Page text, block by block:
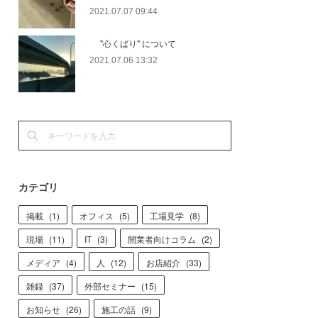
2021.07.07 09:44
"心くばり" について
2021.07.06 13:32
カテゴリ
掲載 (1) オフィス (5) 工場見学 (8)
現場 (11) IT (3) 開業者向けコラム (2)
メディア (4) 人 (12) お店紹介 (33)
雑録 (37) 外部セミナー (15)
お知らせ (26) 施工の話 (9)